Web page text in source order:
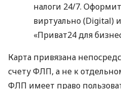
налоги 24/7.
виртуально (Digital)
«Приват24 для
Карта привязана
счету ФЛП, а не к
ФЛП имеет право